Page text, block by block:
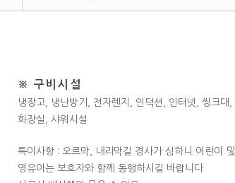
※ 구비시설
냉장고, 냉난방기, 전자렌지, 인덕션, 인터넷, 씽크대,
화장실, 샤워시설
특이사항 : 오르막, 내리막길 경사가 심하니 어린이 및
영유아는 보호자와 함께 동행하시길 바랍니다